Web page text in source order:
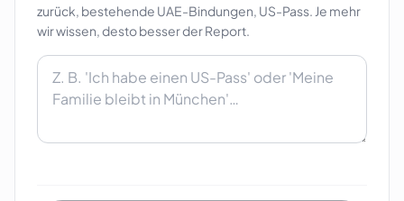
zurück, bestehende UAE-Bindungen, US-Pass. Je mehr
wir wissen, desto besser der Report.